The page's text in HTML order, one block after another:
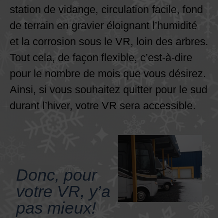
station de vidange, circulation facile, fond
de terrain en gravier éloignant l’humidité
et la corrosion sous le VR, loin des arbres.
Tout cela, de façon flexible, c’est-à-dire
pour le nombre de mois que vous désirez.
Ainsi, si vous souhaitez quitter pour le sud
durant l’hiver, votre VR sera accessible.
Donc, pour
votre VR, y’a
pas mieux!